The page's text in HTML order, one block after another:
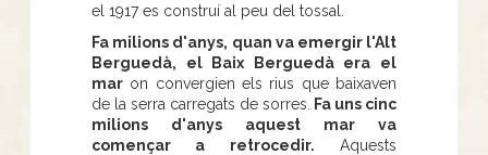
el 1917 es construí al peu del tossal.
Fa milions d'anys, quan va emergir l'Alt
Berguedà, el Baix Berguedà era el
mar on convergien els rius que baixaven
de la serra carregats de sorres.
Fa uns cinc
milions d'anys aquest mar va
començar a retrocedir. Aquests